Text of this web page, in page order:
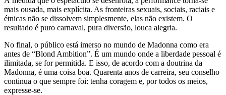
mais ousada, mais explícita. As fronteiras sexuais, sociais, raciais e
étnicas não se dissolvem simplesmente, elas não existem. O
resultado é puro carnaval, pura diversão, louca alegria.
No final, o público está imerso no mundo de Madonna como era
antes de “Blond Ambition”. É um mundo onde a liberdade pessoal é
ilimitada, se for permitida. E isso, de acordo com a doutrina da
Madonna, é uma coisa boa. Quarenta anos de carreira, seu conselho
continua o que sempre foi: tenha coragem e, por todos os meios,
expresse-se.